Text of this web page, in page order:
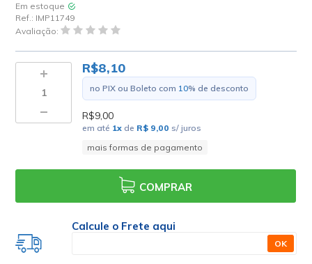
Em estoque
Ref.: IMP11749
Avaliação:
R$8,10
no PIX ou Boleto com 10% de desconto
R$9,00
em até 1x de R$ 9,00 s/ juros
mais formas de pagamento
COMPRAR
Calcule o Frete aqui
OK